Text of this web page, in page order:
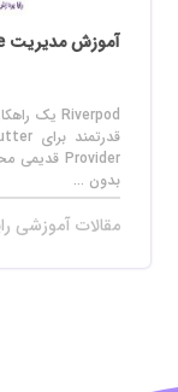
آموزش مدیریت State با Riverpod
بدون ...
مقالات آموزشی